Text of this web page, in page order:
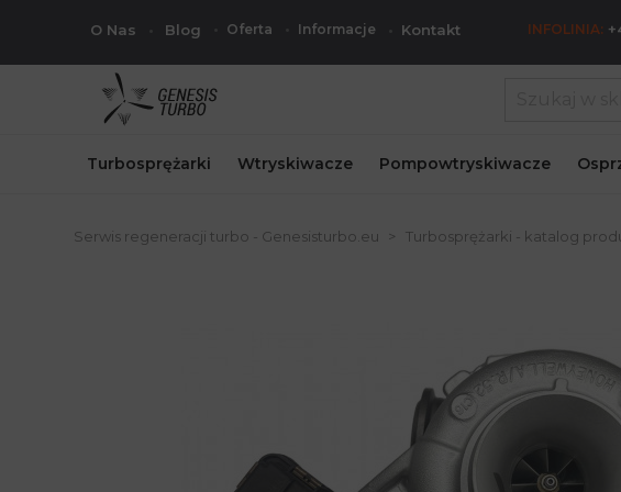
O Nas Blog Oferta Informacje Kontakt INFOLINIA:
Turbosprężarki Wtryskiwacze Pompowtryskiwacze
Serwis regeneracji turbo - Genesisturbo.eu Turbosprężarki - katalog